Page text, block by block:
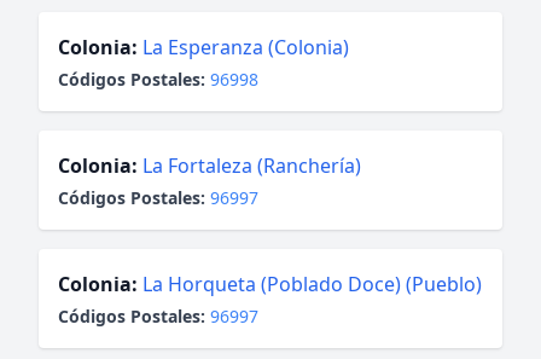
Colonia: La Esperanza (Colonia)
Códigos Postales: 96998
Colonia: La Fortaleza (Ranchería)
Códigos Postales: 96997
Colonia: La Horqueta (Poblado Doce) (Pueblo)
Códigos Postales: 96997